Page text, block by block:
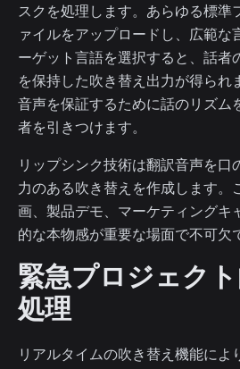
スクを処理します。あらゆる標準
ァイルをアップロードし、広範な
ーゲット言語を選択すると、話者
を保持した吹き替え出力が得られ
音声を保証するために話のリズム
者を引きつけます。
リップシンク技術は翻訳音声を口
力のある吹き替えを作成します。
画、製品デモ、マーケティングキ
的な本物感が重要な場面で不可欠
緊急プロジェク
処理
リアルタイムの吹き替え機能によ